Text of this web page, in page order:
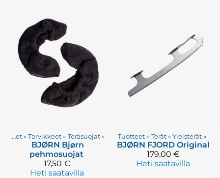
Tuotteet ‪» Tarvikkeet ‪» Teräsuojat ‪»
BJØRN Bjørn
pehmosuojat
17,50 €
Heti saatavilla
Tuotteet ‪» Terät‪»Yleisterät ‪»
BJØRN FJORD Original
179,00 €
Heti saatavilla